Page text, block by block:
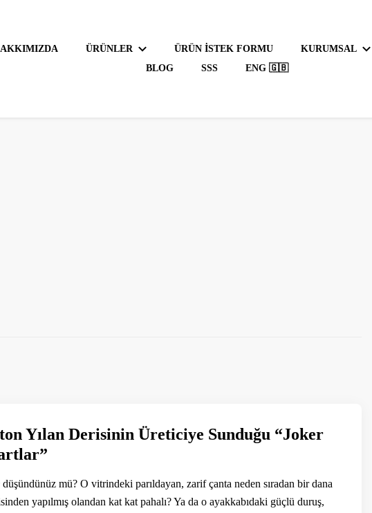
ÜRÜNLER ÜRÜN İSTEK FORMU KURUMSAL
BLOG
SSS ENG 🇬🇧
Yılan Derisinin Üreticiye Sunduğu “Joker
mü? O vitrindeki parıldayan, zarif çanta neden sıradan bir dana
yapılmış olandan kat kat pahalı? Ya da o ayakkabıdaki güçlü duruş,